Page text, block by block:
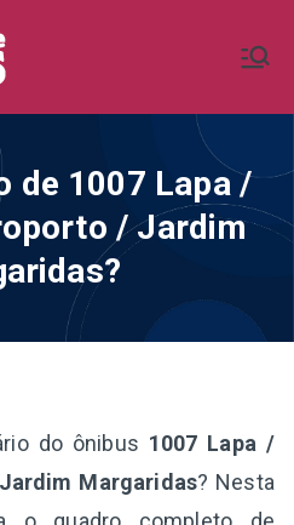
Ônibus BR
Horários de Ônibus de todo o
de 1007 Lapa /
/ Jardim
do ônibus 1007 Lapa /
Margaridas? Nesta